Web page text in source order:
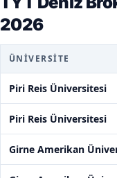
2026
ÜNIVERSITE
Piri Reis Üniversitesi
Piri Reis Üniversitesi
Girne Amerikan